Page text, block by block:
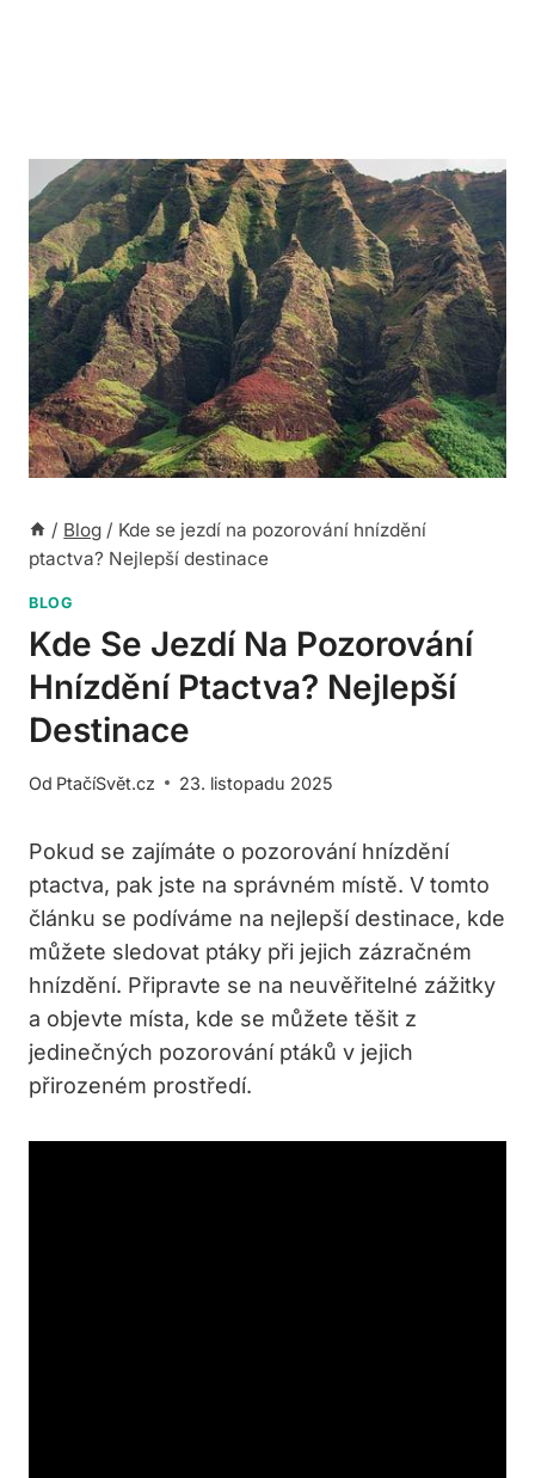
/ Blog / Kde se jezdí na pozorování hnízdění
ptactva? Nejlepší destinace
BLOG
Kde Se Jezdí Na Pozorování
Hnízdění Ptactva? Nejlepší
Destinace
Od PtačíSvět.cz 23. listopadu 2025
Pokud se zajímáte o pozorování hnízdění
ptactva, pak jste na správném místě. V tomto
článku se podíváme na nejlepší destinace, kde
můžete sledovat ptáky při jejich zázračném
hnízdění. Připravte se na neuvěřitelné zážitky
a objevte místa, kde se můžete těšit z
jedinečných pozorování ptáků v jejich
přirozeném prostředí.